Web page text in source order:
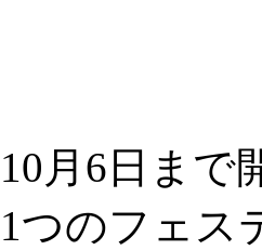
月6日ま
つのフェス